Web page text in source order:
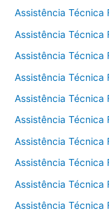
Assistência Técnica
Assistência Técnica
Assistência Técnica
Assistência Técnica
Assistência Técnica
Assistência Técnica
Assistência Técnica
Assistência Técnica
Assistência Técnica
Assistência Técnica